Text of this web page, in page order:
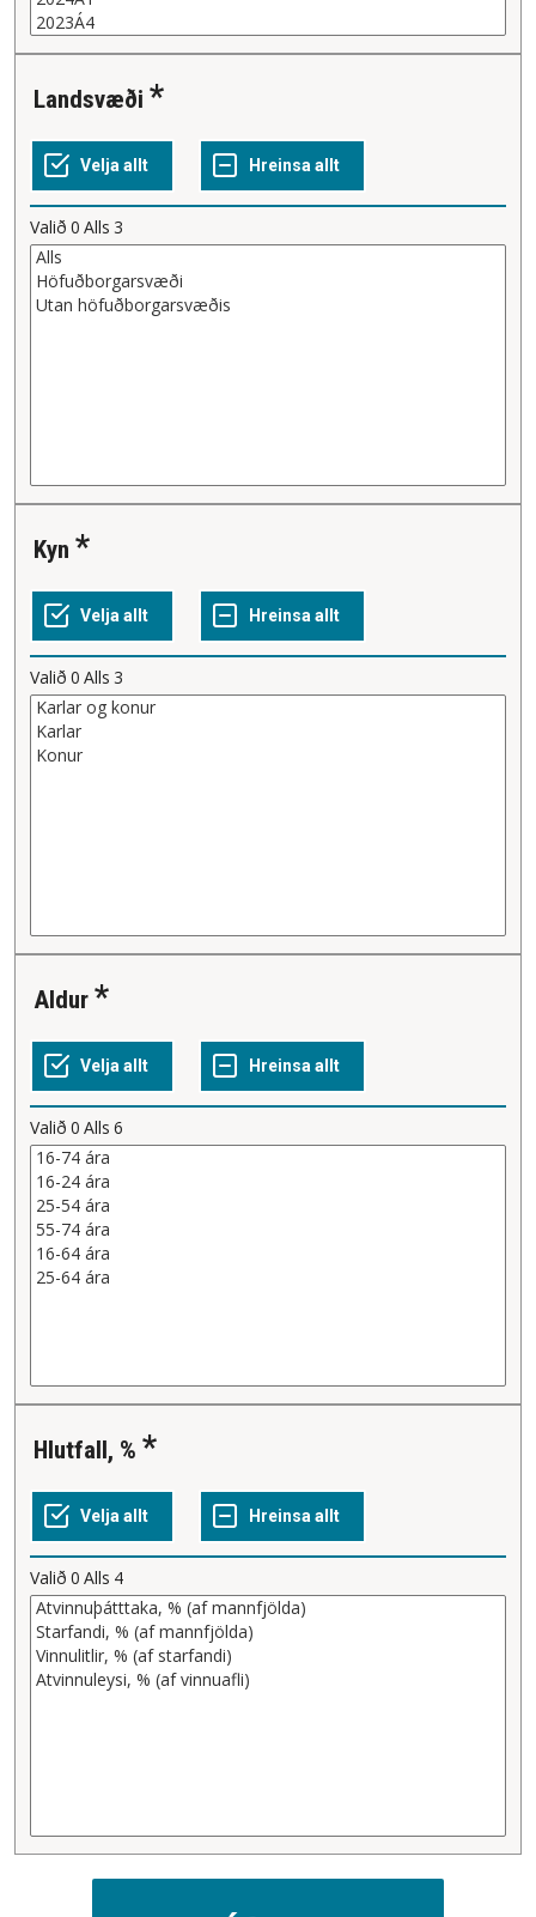
Landsvæði
Valið 0 Alls 3
Kyn
Valið 0 Alls 3
Aldur
Valið 0 Alls 6
Hlutfall, %
Valið 0 Alls 4